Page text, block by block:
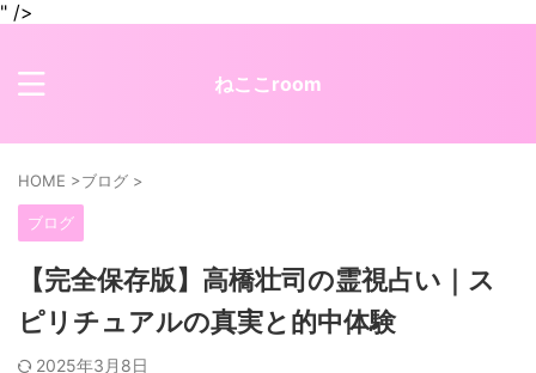
" />
ねここroom
HOME >ブログ >
ブログ
【完全保存版】高橋壮司の霊視占い｜ス
ピリチュアルの真実と的中体験
2025年3月8日